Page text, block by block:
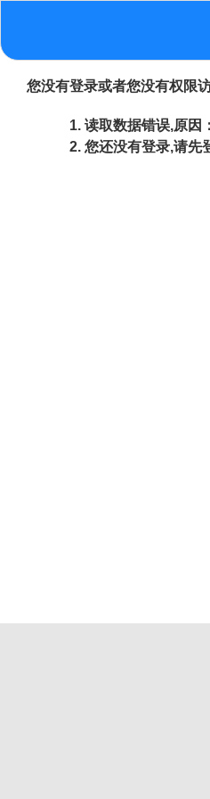
您没有登录或者您没有权限
读取数据错误,原因
您还没有登录,请先